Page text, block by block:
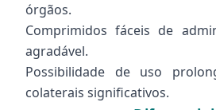
órgãos.
Comprimidos fáceis de
agradável.
Possibilidade de uso
colaterais significativos.